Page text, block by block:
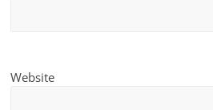
Website